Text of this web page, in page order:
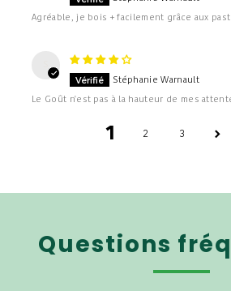
Agréable, je bois + facilement grâce aux
Stéphanie Warnault
Le Goût n'est pas à la hauteur de mes
1 2 3
Questions